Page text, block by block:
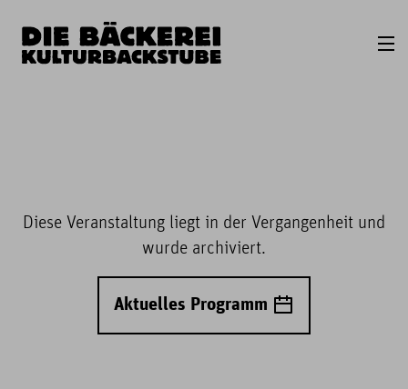
Diese Veranstaltung liegt in der Vergangenheit und
wurde archiviert.
Aktuelles Programm